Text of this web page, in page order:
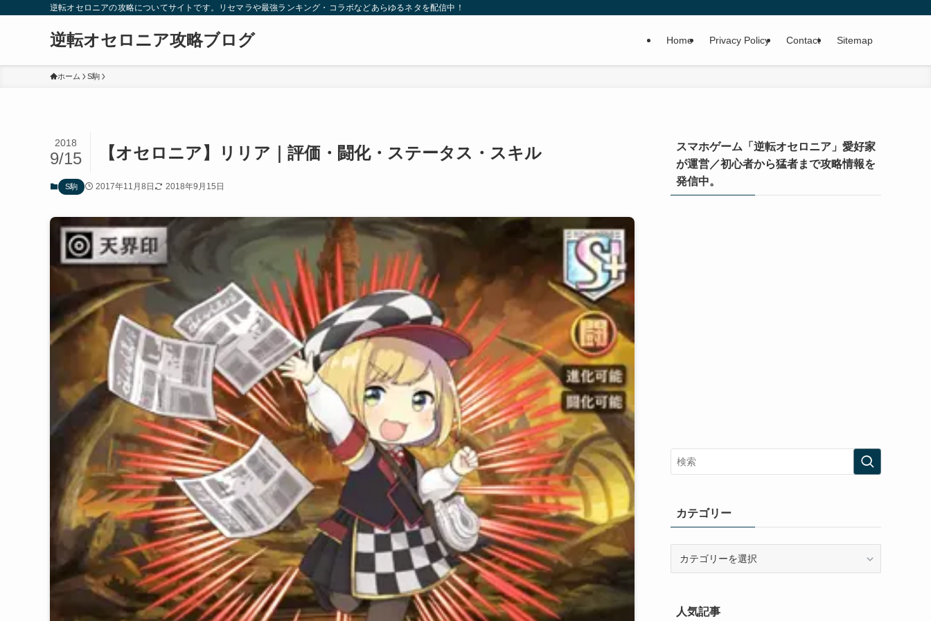
逆転オセロニアの攻略についてサイトです。リセマラや最強ランキング・コラボなどあらゆるネタを配信中！
逆転オセロニア攻略ブログ Home Privacy Policy Contact Sitemap
ホーム S駒
【オセロニア】リリア｜評価・闘化・ステータス・スキル
2018
9/15
S駒 2017年11月8日 2018年9月15日
スマホゲーム「逆転オセロニア」愛好家
が運営／初心者から猛者まで攻略情報を
発信中。
カテゴリー
ー人気記事